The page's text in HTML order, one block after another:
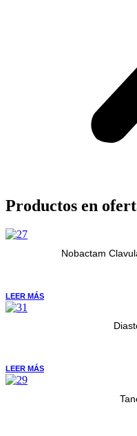
Productos en
Nobactam
LEER MÁS
LEER MÁS